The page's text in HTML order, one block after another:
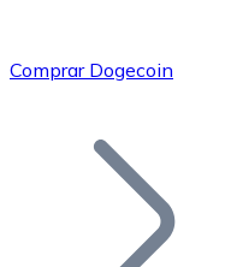
Bitcoin
Comprar Dogecoin